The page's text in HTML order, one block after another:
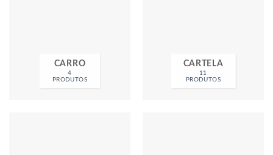
CARRO
4
PRODUTOS
CARTELA
11
PRODUTOS